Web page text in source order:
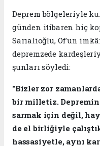
Deprem bölgeleriyle
günden itibaren hiç
Sarıalioğlu, Of’un
depremzede
şunları söyledi:
"Bizler zor
bir milletiz. Depremin
sarmak için değil,
de el birliğiyle
hassasiyetle, aynı